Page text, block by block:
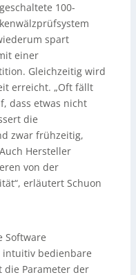
100-
spart
einer
Gleichzeitig wird
erreicht. „Oft fällt
dass etwas nicht
die
zwar frühzeitig,
Hersteller
von der
erläutert Schuon
Software
intuitiv bedienbare
die Parameter der